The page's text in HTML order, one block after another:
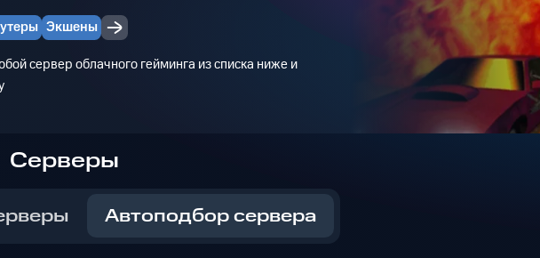
Экшены
сервер облачного гейминга из списка ниже и
Серверы
Автоподбор сервера